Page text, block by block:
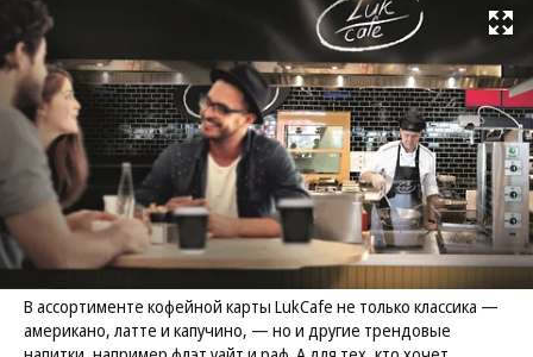
Развернуть
В ассортименте кофейной карты LukCafe не только классика —
американо, латте и капучино, — но и другие трендовые